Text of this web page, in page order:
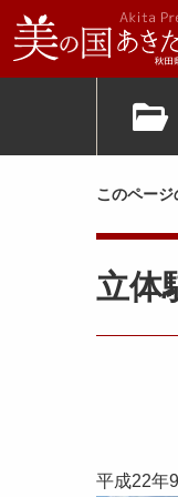
このページ
立体
平成22年